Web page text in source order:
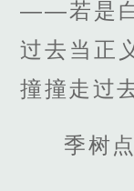
——若是白
过去当正
撞撞走过
季树